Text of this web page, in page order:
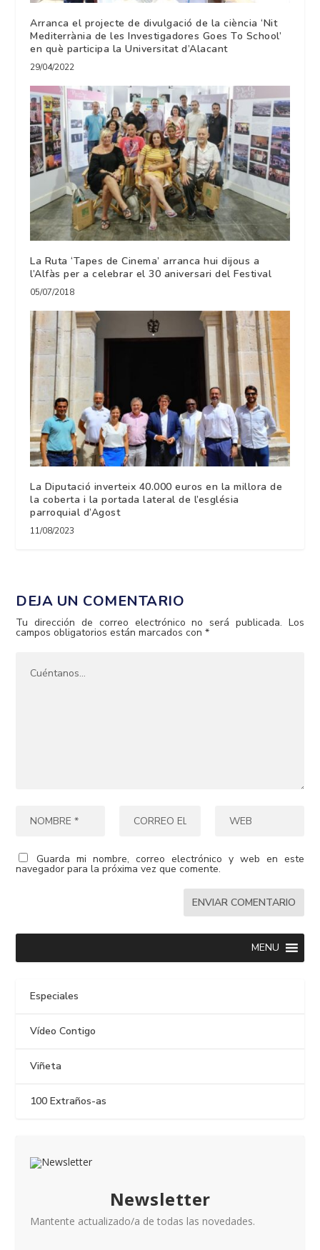
Arranca el projecte de divulgació de la ciència ‘Nit
Mediterrània de les Investigadores Goes To School’
en què participa la Universitat d’Alacant
29/04/2022
La Ruta ‘Tapes de Cinema’ arranca hui dijous a
l’Alfàs per a celebrar el 30 aniversari del Festival
05/07/2018
La Diputació inverteix 40.000 euros en la millora de
la coberta i la portada lateral de l’església
parroquial d’Agost
11/08/2023
DEJA UN COMENTARIO
Tu dirección de correo electrónico no será publicada. Los
campos obligatorios están marcados con*
Guarda mi nombre, correo electrónico y web en este
navegador para la próxima vez que comente.
MENU
Especiales
Vídeo Contigo
Viñeta
100 Extraños-as
Newsletter
Mantente actualizado/a de todas las novedades.